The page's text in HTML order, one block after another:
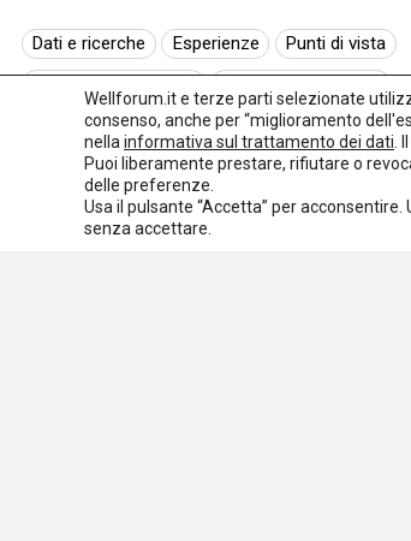
Dati e ricerche Esperienze
Punti di vista
Normativa europea
Rassegna normativa
I seminari di Welforum
Eventi
Spazio ai promotori
Wellforum.it e terze parti selezionate
consenso, anche per “miglioramento
nella informativa sul trattamento dei dati
Puoi liberamente prestare, rifiutare o
delle preferenze.
Usa il pulsante “Accetta” per
senza accettare.